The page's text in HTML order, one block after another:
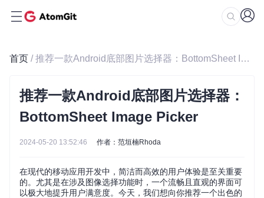
首页 / 推荐一款Android底部图片选择器：BottomSheet Image Picker
推荐一款Android底部图片选择器：
BottomSheet Image Picker
2024-05-20 13:52:46 作者：范垣楠Rhoda
在现代的移动应用开发中，简洁而高效的用户体验是至关重要
的。尤其是在涉及图像选择功能时，一个流畅且直观的界面可
以极大地提升用户满意度。今天，我们想向你推荐一个出色的